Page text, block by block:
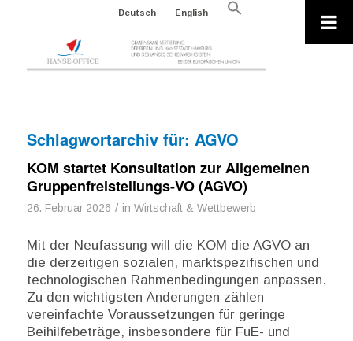
Deutsch English
Search
Schlagwortarchiv für: AGVO
KOM startet Konsultation zur Allgemeinen
Gruppenfreistellungs-VO (AGVO)
26. Februar 2026 / in Wirtschaft & Wettbewerb
Mit der Neufassung will die KOM die AGVO an
die derzeitigen sozialen, marktspezifischen und
technologischen Rahmenbedingungen anpassen.
Zu den wichtigsten Änderungen zählen
vereinfachte Voraussetzungen für geringe
Beihilfebeträge, insbesondere für FuE- und